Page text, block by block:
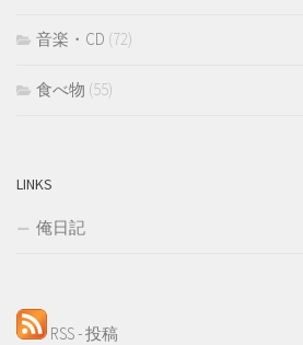
音楽・CD (72)
食べ物 (55)
LINKS
俺日記
RSS - 投稿